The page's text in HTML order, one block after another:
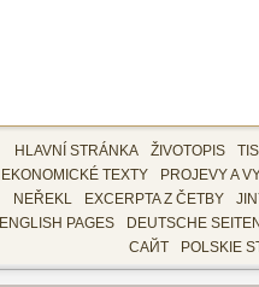
HLAVNÍ STRÁNKA ŽIVOTOPIS
EKONOMICKÉ TEXTY
PROJEVY A
NEŘEKL
EXCERPTA Z ČETBY
ENGLISH PAGES
DEUTSCHE SEITEN
САЙТ
POLSKIE